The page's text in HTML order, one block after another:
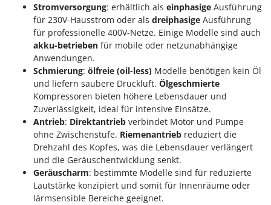
Stromversorgung: erhältlich als einphasige Ausführung
für 230V-Hausstrom oder als dreiphasige Ausführung
für professionelle 400V-Netze. Einige Modelle sind auch
akku-betrieben für mobile oder netzunabhängige
Anwendungen.
Schmierung: ölfreie (oil-less) Modelle benötigen kein Öl
und liefern saubere Druckluft. Ölgeschmierte
Kompressoren bieten höhere Lebensdauer und
Zuverlässigkeit, ideal für intensive Einsätze.
Antrieb: Direktantrieb verbindet Motor und Pumpe
ohne Zwischenstufe. Riemenantrieb reduziert die
Drehzahl des Kopfes, was die Lebensdauer verlängert
und die Geräuschentwicklung senkt.
Geräuscharm: bestimmte Modelle sind für reduzierte
Lautstärke konzipiert und somit für Innenräume oder
lärmsensible Bereiche geeignet.